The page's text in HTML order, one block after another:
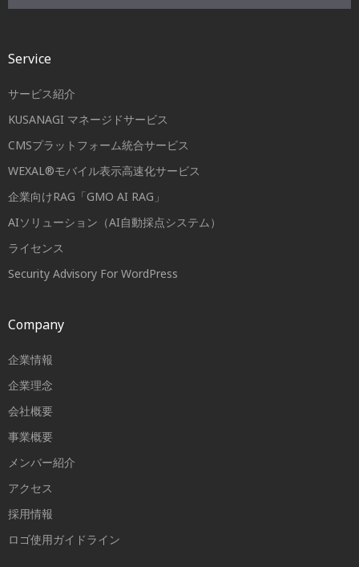
Service
サービス紹介
KUSANAGI マネージドサービス
CMSプラットフォーム統合サービス
WEXAL®モバイル表示高速化サービス
企業向けRAG「GMO AI RAG」
AIソリューション（AI自動採点システム）
ライセンス
Security Advisory For WordPress
Company
企業情報
企業理念
会社概要
事業概要
メンバー紹介
アクセス
採用情報
ロゴ使用ガイドライン